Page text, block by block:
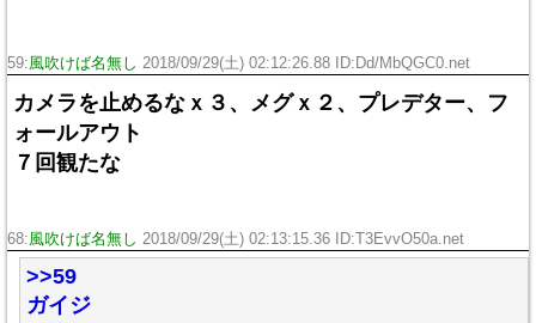
59:風吹けば名無し 2018/09/29(土) 02:12:26.88 ID:Dd/MbQGC0.net
カメラを止めるなｘ３、メグｘ２、プレデター、フ
ォールアウト
７回観たな
68:風吹けば名無し 2018/09/29(土) 02:13:15.36 ID:T3EvvO50a.net
>>59
ガイジ